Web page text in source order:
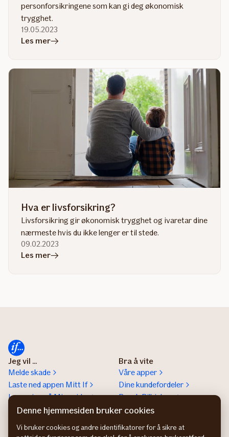
personforsikringene som kan gi deg økonomisk
trygghet.
19.05.2023
Les meri
fungerer
uføreforsikring?
Hva er livsforsikring?
Livsforsikring gir økonomisk trygghet og ivaretar dine
nærmeste hvis du ikke lenger er til stede.
09.02.2023
Les meri
Jeg vil ...
Melde skade
Laste ned appen Mitt If
Logge inn på Mine sider
Lese Magasinet
reiseforsikringsbevis
Bra å vite
Våre apper
Dine kundefordeler
Besøk Bilhjelpen
Medisinsk rådgivning
Finansportalen
Denne hjemmesiden bruker cookies
Vi bruker cookies og andre identifikatorer for å sikre at